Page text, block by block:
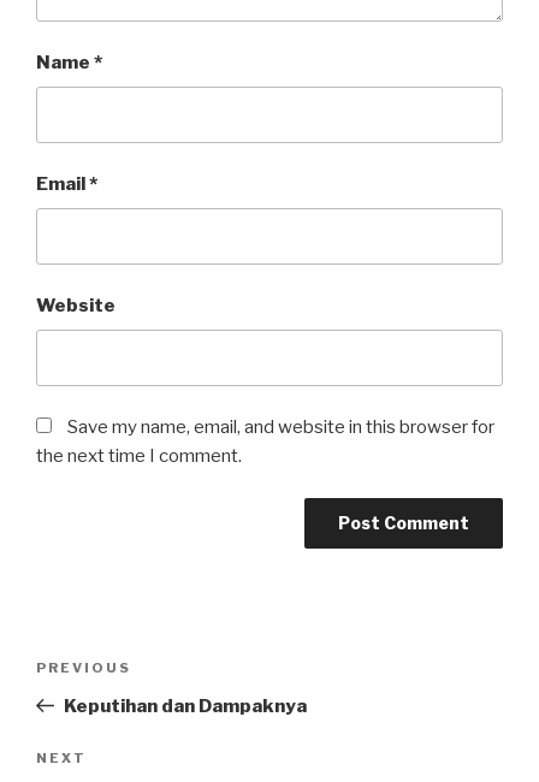
Name *
Email*
Website
Save my name, email, and website in this browser for
the next time I comment.
Previous
Post
PREVIOUS
Keputihan dan Dampaknya
Next
NEXT